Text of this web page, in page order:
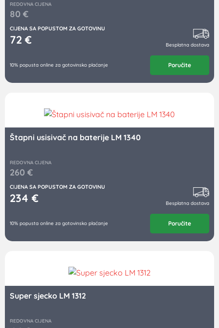
REDOVNA CIJENA
80 €
CIJENA SA POPUSTOM ZA GOTOVINU
72 € Besplatna dostava
10% popusta online za gotovinsko plaćanje Poručite
Štapni usisivač na baterije LM 1340
REDOVNA CIJENA
260 €
CIJENA SA POPUSTOM ZA GOTOVINU
234 € Besplatna dostava
10% popusta online za gotovinsko plaćanje Poručite
Super sjecko LM 1312
REDOVNA CIJENA